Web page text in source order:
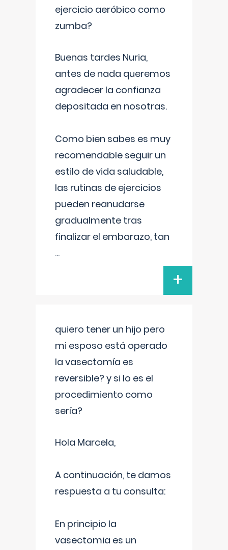
ejercicio aeróbico como
zumba?
Buenas tardes Nuria,
antes de nada queremos
agradecer la confianza
depositada en nosotras.
Como bien sabes es muy
recomendable seguir un
estilo de vida saludable,
las rutinas de ejercicios
pueden reanudarse
gradualmente tras
finalizar el embarazo, tan
...
+
quiero tener un hijo pero
mi esposo está operado
la vasectomía es
reversible? y si lo es el
procedimiento como
sería?
Hola Marcela,
A continuación, te damos
respuesta a tu consulta:
En principio la
vasectomia es un